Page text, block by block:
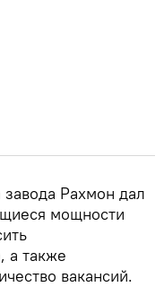
Рахмон дал
мощности
а также
вакансий.